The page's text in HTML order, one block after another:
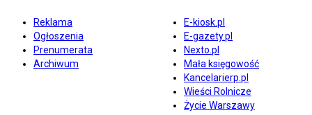
Reklama
Ogłoszenia
Prenumerata
Archiwum
E-kiosk.pl
E-gazety.pl
Nexto.pl
Mała księgowość
Kancelarierp.pl
Wieści Rolnicze
Życie Warszawy